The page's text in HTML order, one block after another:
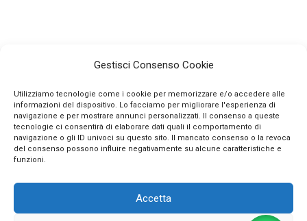
Gestisci Consenso Cookie
Utilizziamo tecnologie come i cookie per memorizzare e/o accedere alle
informazioni del dispositivo. Lo facciamo per migliorare l'esperienza di
navigazione e per mostrare annunci personalizzati. Il consenso a queste
tecnologie ci consentirà di elaborare dati quali il comportamento di
navigazione o gli ID univoci su questo sito. Il mancato consenso o la revoca
del consenso possono influire negativamente su alcune caratteristiche e
funzioni.
Accetta
INFO
SEGUICI SUI SOCIAL